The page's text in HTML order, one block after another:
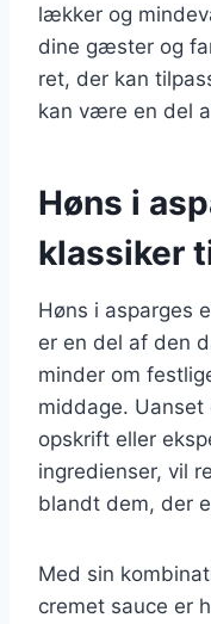
lækker og
dine gæster og
ret, der kan
kan være en del
Høns i
klassiker
Høns i asparges
er en del af den
minder om
middage.
opskrift eller
ingredienser, vil
blandt dem, der
Med sin
cremet sauce er